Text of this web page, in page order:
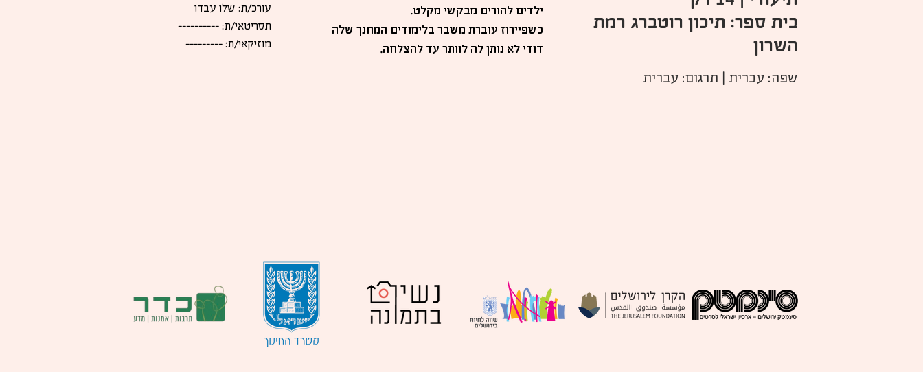
עורכ/ת: שלו עבדו
תסריטאי/ת: ----------
מוזיקאי/ת: ---------
ילדים להורים מבקשי מקלט.
כשפיירוז עוברת משבר בלימודים המחנך שלה
דודי לא נותן לה לוותר עד להצלחה.
בית ספר: תיכון רוטברג רמת
השרון
שפה: עברית | תרגום: עברית